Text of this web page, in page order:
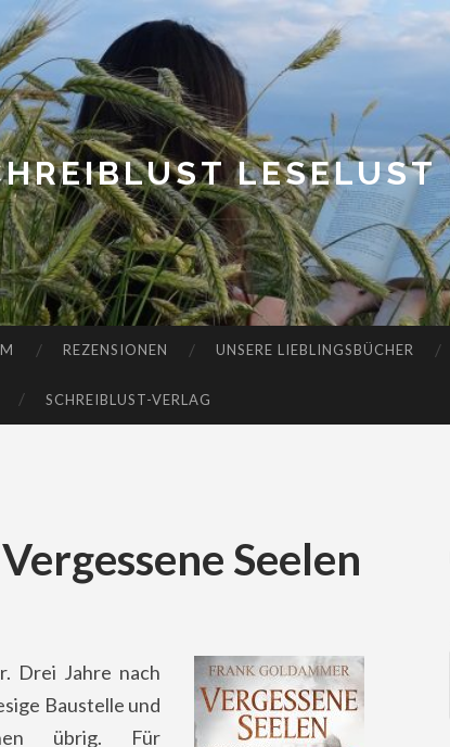
LESELUST
REZENSIONEN UNSERE LIEBLINGSBÜCHER
SCHREIBLUST-VERLAG
Seelen
Drei Jahre nach
Baustelle und
übrig. Für